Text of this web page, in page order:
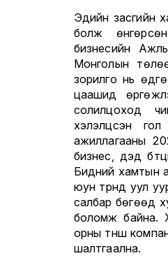
Эдийн засгийн
болж
бизнесийн
Монголын
зорилго нь
цаашид
солилцоход
хэлэлцсэн
ажиллагааны
бизнес, дэд
Бидний хамтын
юун түрүүнд уул
салбар бөгөөд
боломж байна.
орны түнш
шалтгаална.